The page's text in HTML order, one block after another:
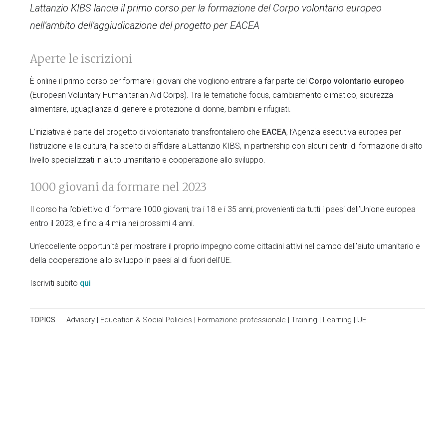
Lattanzio KIBS lancia il primo corso per la formazione del Corpo volontario europeo
nell’ambito dell’aggiudicazione del progetto per EACEA
Aperte le iscrizioni
È online il primo corso per formare i giovani che vogliono entrare a far parte del Corpo volontario europeo
(European Voluntary Humanitarian Aid Corps). Tra le tematiche focus, cambiamento climatico, sicurezza
alimentare, uguaglianza di genere e protezione di donne, bambini e rifugiati.
L’iniziativa è parte del progetto di volontariato transfrontaliero che EACEA, l’Agenzia esecutiva europea per
l’istruzione e la cultura, ha scelto di affidare a Lattanzio KIBS, in partnership con alcuni centri di formazione di alto
livello specializzati in aiuto umanitario e cooperazione allo sviluppo.
1000 giovani da formare nel 2023
Il corso ha l’obiettivo di formare 1000 giovani, tra i 18 e i 35 anni, provenienti da tutti i paesi dell’Unione europea
entro il 2023, e fino a 4 mila nei prossimi 4 anni.
Un’eccellente opportunità per mostrare il proprio impegno come cittadini attivi nel campo dell’aiuto umanitario e
della cooperazione allo sviluppo in paesi al di fuori dell'UE.
Iscriviti subito qui
TOPICS Advisory | Education & Social Policies | Formazione professionale | Training | Learning | UE